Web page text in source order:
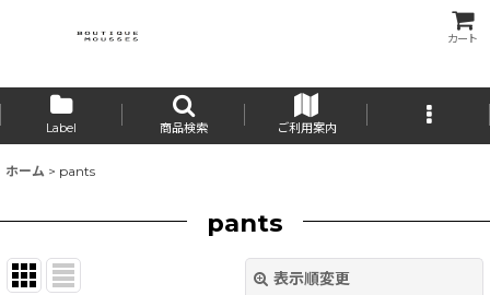
カート
Label 商品検索 ご利用案内
ホーム > pants
pants
表示順変更